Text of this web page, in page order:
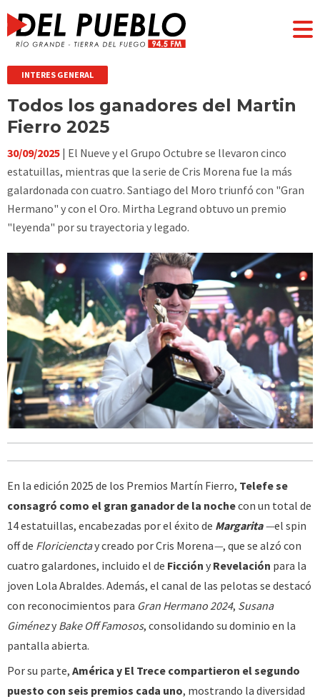
INTERES GENERAL
Todos los ganadores del Martin
Fierro 2025
30/09/2025 | El Nueve y el Grupo Octubre se llevaron cinco
estatuillas, mientras que la serie de Cris Morena fue la más
galardonada con cuatro. Santiago del Moro triunfó con "Gran
Hermano" y con el Oro. Mirtha Legrand obtuvo un premio
"leyenda" por su trayectoria y legado.
En la edición 2025 de los Premios Martín Fierro, Telefe se
consagró como el gran ganador de la nochecon un total de
14 estatuillas, encabezadas por el éxito de Margarita—el spin
off de Floricienctay creado por Cris Morena—, que se alzó con
cuatro galardones, incluido el de Ficción y Revelación para la
joven Lola Abraldes. Además, el canal de las pelotas se destacó
con reconocimientos para Gran Hermano 2024, Susana
Giménezy Bake Off Famosos, consolidando su dominio en la
pantalla abierta.
Por su parte, América y El Trece compartieron el segundo
puesto con seis premios cada uno, mostrando la diversidad